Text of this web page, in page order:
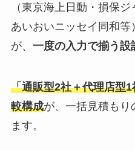
（東京海上日動・損保
あいおいニッセイ同和等
が、 一度の入力で揃う設
「通販型2社＋代理店型
較構成が、一括見積もり
ます。